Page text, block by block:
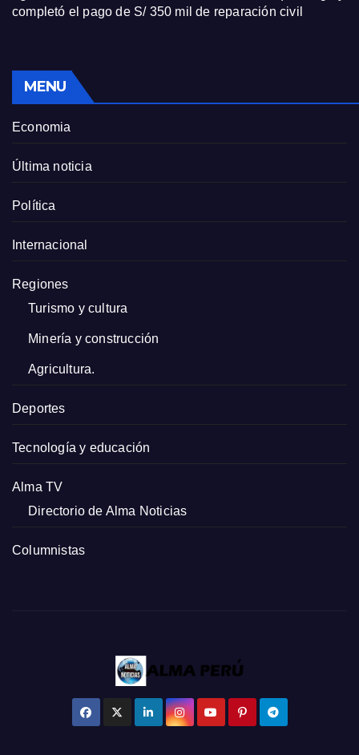
completó el pago de S/ 350 mil de reparación civil
MENU
Economia
Última noticia
Política
Internacional
Regiones
Turismo y cultura
Minería y construcción
Agricultura.
Deportes
Tecnología y educación
Alma TV
Directorio de Alma Noticias
Columnistas